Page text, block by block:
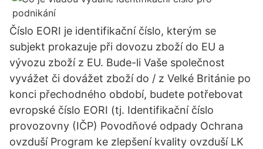
Číslo EORI je identifikační číslo, kterým se
subjekt prokazuje při dovozu zboží do EU a
vývozu zboží z EU. Bude-li Vaše společnost
vyvážet či dovážet zboží do / z Velké Británie po
konci přechodného období, budete potřebovat
evropské číslo EORI (tj. Identifikační číslo
provozovny (IČP) Povodňové odpady Ochrana
ovzduší Program ke zlepšení kvality ovzduší LK